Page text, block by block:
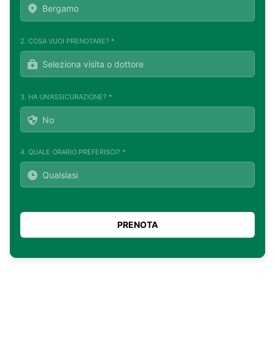
2. COSA VUOI PRENOTARE? *
3. HA UN'ASSICURAZIONE? *
4. QUALE ORARIO PREFERISCI? *